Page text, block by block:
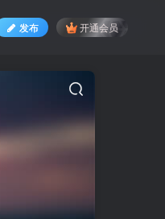
发布 开通会员